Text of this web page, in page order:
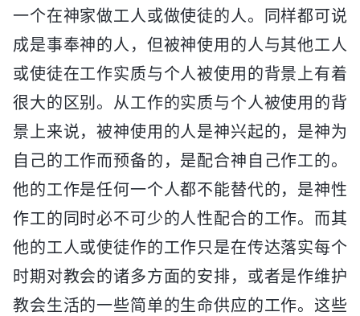
一个在神家做工人或做使徒的人。同样都可说
成是事奉神的人，但被神使用的人与其他工人
或使徒在工作实质与个人被使用的背景上有着
很大的区别。从工作的实质与个人被使用的背
景上来说，被神使用的人是神兴起的，是神为
自己的工作而预备的，是配合神自己作工的。
他的工作是任何一个人都不能替代的，是神性
作工的同时必不可少的人性配合的工作。而其
他的工人或使徒作的工作只是在传达落实每个
时期对教会的诸多方面的安排，或者是作维护
教会生活的一些简单的生命供应的工作。这些